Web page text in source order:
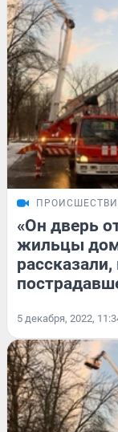
«Он дверь
жильцы
5 декабря, 2022,